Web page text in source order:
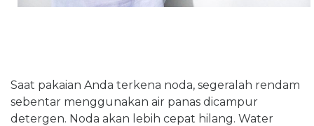
Saat pakaian Anda terkena noda, segeralah rendam
sebentar menggunakan air panas dicampur
detergen. Noda akan lebih cepat hilang. Water